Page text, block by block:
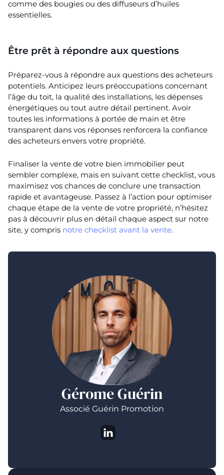
comme des bougies ou des diffuseurs d’huiles
essentielles.
Être prêt à répondre aux questions
Préparez-vous à répondre aux questions des acheteurs
potentiels. Anticipez leurs préoccupations concernant
l’âge du toit, la qualité des installations, les dépenses
énergétiques ou tout autre détail pertinent. Avoir
toutes les informations à portée de main et être
transparent dans vos réponses renforcera la confiance
des acheteurs envers votre propriété.
Finaliser la vente de votre bien immobilier peut
sembler complexe, mais en suivant cette checklist, vous
maximisez vos chances de conclure une transaction
rapide et avantageuse. Passez à l’action pour optimiser
chaque étape de la vente de votre propriété, n’hésitez
pas à découvrir plus en détail chaque aspect sur notre
site, y compris notre checklist avant la vente.
Gérome Guérin
Associé Guérin Promotion